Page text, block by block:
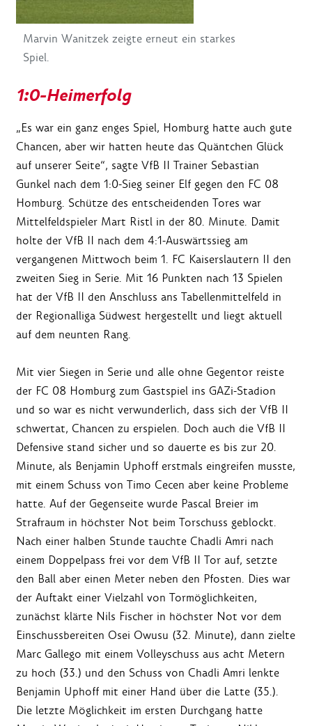
Marvin Wanitzek zeigte erneut ein starkes
Spiel.
1:0-Heimerfolg
„Es war ein ganz enges Spiel, Homburg hatte auch gute
Chancen, aber wir hatten heute das Quäntchen Glück
auf unserer Seite“, sagte VfB II Trainer Sebastian
Gunkel nach dem 1:0-Sieg seiner Elf gegen den FC 08
Homburg. Schütze des entscheidenden Tores war
Mittelfeldspieler Mart Ristl in der 80. Minute. Damit
holte der VfB II nach dem 4:1-Auswärtssieg am
vergangenen Mittwoch beim 1. FC Kaiserslautern II den
zweiten Sieg in Serie. Mit 16 Punkten nach 13 Spielen
hat der VfB II den Anschluss ans Tabellenmittelfeld in
der Regionalliga Südwest hergestellt und liegt aktuell
auf dem neunten Rang.
Mit vier Siegen in Serie und alle ohne Gegentor reiste
der FC 08 Homburg zum Gastspiel ins GAZi-Stadion
und so war es nicht verwunderlich, dass sich der VfB II
schwertat, Chancen zu erspielen. Doch auch die VfB II
Defensive stand sicher und so dauerte es bis zur 20.
Minute, als Benjamin Uphoff erstmals eingreifen musste,
mit einem Schuss von Timo Cecen aber keine Probleme
hatte. Auf der Gegenseite wurde Pascal Breier im
Strafraum in höchster Not beim Torschuss geblockt.
Nach einer halben Stunde tauchte Chadli Amri nach
einem Doppelpass frei vor dem VfB II Tor auf, setzte
den Ball aber einen Meter neben den Pfosten. Dies war
der Auftakt einer Vielzahl von Tormöglichkeiten,
zunächst klärte Nils Fischer in höchster Not vor dem
Einschussbereiten Osei Owusu (32. Minute), dann zielte
Marc Gallego mit einem Volleyschuss aus acht Metern
zu hoch (33.) und den Schuss von Chadli Amri lenkte
Benjamin Uphoff mit einer Hand über die Latte (35.).
Die letzte Möglichkeit im ersten Durchgang hatte